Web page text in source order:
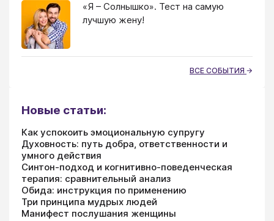
«Я – Солнышко». Тест на самую
лучшую жену!
ВСЕ СОБЫТИЯ
Новые статьи:
Как успокоить эмоциональную супругу
Духовность: путь добра, ответственности и
умного действия
Синтон-подход и когнитивно-поведенческая
терапия: сравнительный анализ
Обида: инструкция по применению
Три принципа мудрых людей
Манифест послушания женщины